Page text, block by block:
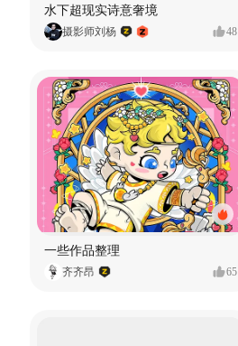
水下超现实诗意奢境
摄影师刘杨 48
一些作品整理
齐齐昂 65